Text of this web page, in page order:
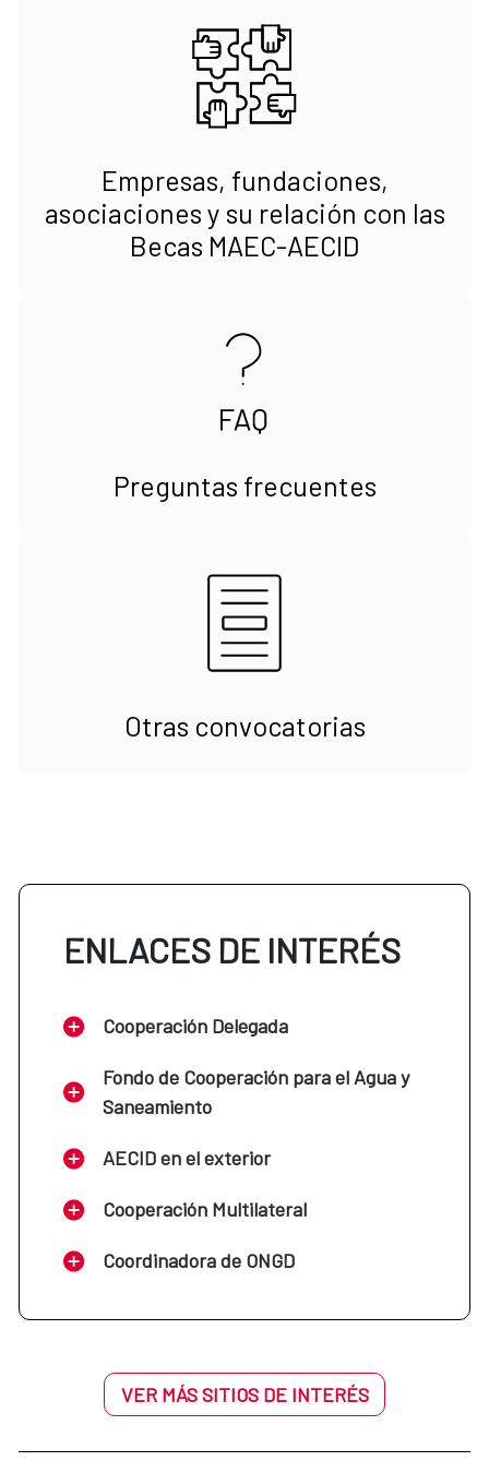
Empresas, fundaciones,
asociaciones y su relación con las
Becas MAEC-AECID
Preguntas frecuentes
Otras convocatorias
ENLACES DE INTERÉS
Cooperación Delegada
Fondo de Cooperación para el Agua y
Saneamiento
AECID en el exterior
Cooperación Multilateral
Coordinadora de ONGD
VER MÁS SITIOS DE INTERÉS